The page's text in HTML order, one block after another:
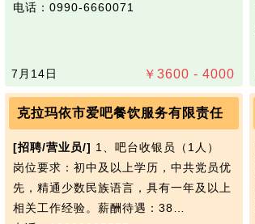
电话：0990-6660071
￥ 3600 - 4000
7月14日
克拉玛依市爱吧餐饮服务有限责任
[招聘/营业员/] 1、吧台收银员（1人）
岗位要求：初中及以上学历，中共党员优
先，精通少数民族语言，具有一年及以上
相关工作经验。薪酬待遇：38…